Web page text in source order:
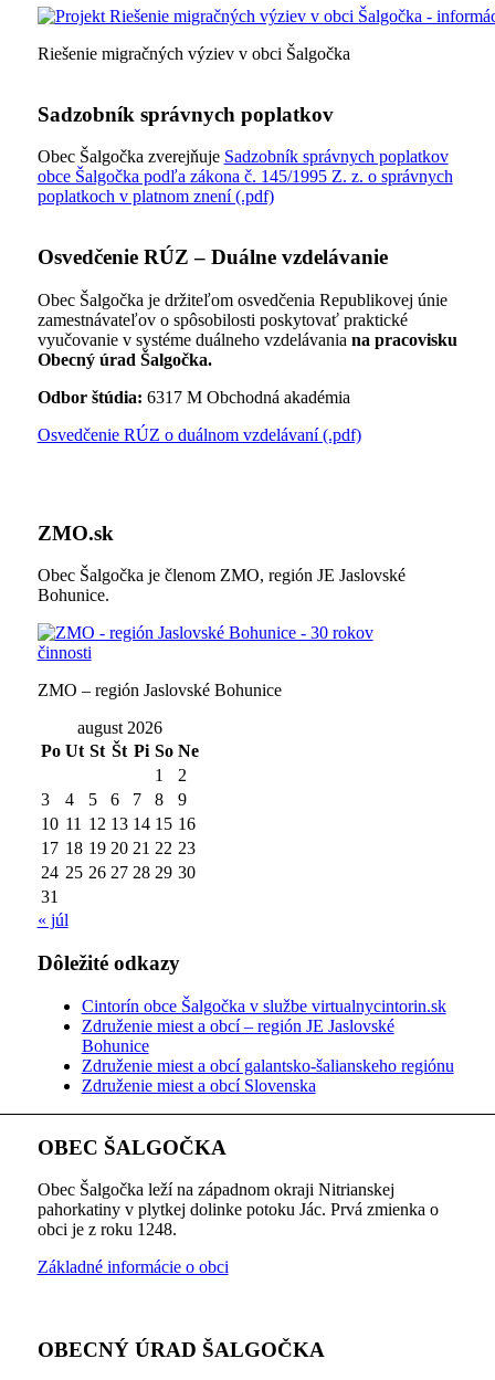
Riešenie migračných výziev v obci Šalgočka
Sadzobník správnych poplatkov
Obec Šalgočka zverejňuje Sadzobník správnych poplatkov
obce Šalgočka podľa zákona č. 145/1995 Z. z. o správnych
poplatkoch v platnom znení (.pdf)
Osvedčenie RÚZ – Duálne vzdelávanie
Obec Šalgočka je držiteľom osvedčenia Republikovej únie
zamestnávateľov o spôsobilosti poskytovať praktické
vyučovanie v systéme duálneho vzdelávania na pracovisku
Obecný úrad Šalgočka.
Odbor štúdia: 6317 M Obchodná akadémia
Osvedčenie RÚZ o duálnom vzdelávaní (.pdf)
ZMO.sk
Obec Šalgočka je členom ZMO, región JE Jaslovské
Bohunice.
ZMO – región Jaslovské Bohunice
august 2026
Po Ut St Št Pi So Ne
1
2
3
4 5 6 7 8
9
10 11 12 13 14 15 16
17 18 19 20 21 22 23
24 25 26 27 28 29 30
31
« júl
Dôležité odkazy
Cintorín obce Šalgočka v službe virtualnycintorin.sk
Združenie miest a obcí – región JE Jaslovské
Bohunice
Združenie miest a obcí galantsko-šalianskeho regiónu
Združenie miest a obcí Slovenska
OBEC ŠALGOČKA
Obec Šalgočka leží na západnom okraji Nitrianskej
pahorkatiny v plytkej dolinke potoku Jác. Prvá zmienka o
obci je z roku 1248.
Základné informácie o obci
OBECNÝ ÚRAD ŠALGOČKA